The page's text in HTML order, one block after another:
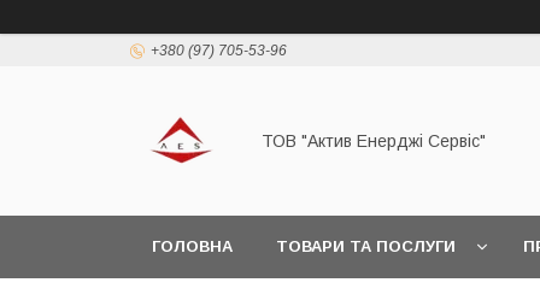
+380 (97) 705-53-96
ТОВ "Актив Енерджі Сервіс"
ГОЛОВНА ТОВАРИ ТА ПОСЛУГИ